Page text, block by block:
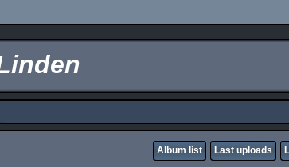
Album list Last uploads